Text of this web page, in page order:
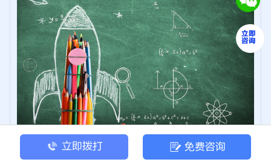
立即拨打 免费咨询